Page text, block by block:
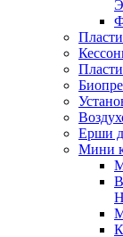
Ерши
Мини